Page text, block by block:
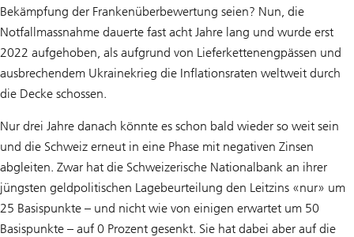
Bekämpfung der Frankenüberbewertung seien? Nun, die
Notfallmassnahme dauerte fast acht Jahre lang und wurde erst
2022 aufgehoben, als aufgrund von Lieferkettenengpässen und
ausbrechendem Ukrainekrieg die Inflationsraten weltweit durch
die Decke schossen.
Nur drei Jahre danach könnte es schon bald wieder so weit sein
und die Schweiz erneut in eine Phase mit negativen Zinsen
abgleiten. Zwar hat die Schweizerische Nationalbank an ihrer
jüngsten geldpolitischen Lagebeurteilung den Leitzins «nur» um
25 Basispunkte – und nicht wie von einigen erwartet um 50
Basispunkte – auf 0 Prozent gesenkt. Sie hat dabei aber auf die